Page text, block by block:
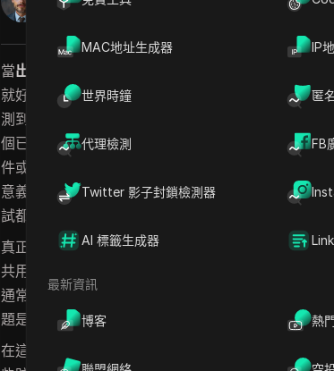
MAC地址生成器 IP
世界時鐘 匿
代理檢測 FB
Twitter 影子封鎖檢測器
AI 標籤生成器
最新資訊
博客 熱
2026年7月
當出現「我的 Instagram 帳號已被停用 180 天」
就好。但這段長達六個月的封鎖很少會自動解除：
測到的不只是簡單的登入錯誤。
個已停用 180 天的帳號時，會收到固定訊息，無法
件或恢復號碼都卡住了。經歷過這一切的人都知道，
意義，標準回覆只會重複截止日期，讓任何試圖恢
試都沒有明確的出路。
真正的風險不僅在於等待。如果你在其他帳號中使用
共用存取權限，暫停可能會變成永久封禁，有時甚
通常會在偵測到垃圾行為、機器人使用或在不同裝置
題是，如果你不了解原因，可能會重蹈覆轍，失去更
在這裡，您將了解真正有效的方法來應對這類封鎖、